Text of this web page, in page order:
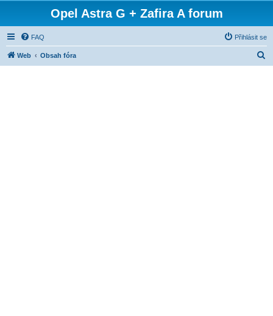
Opel Astra G + Zafira A forum
FAQ Přihlásit se
Web Obsah fóra